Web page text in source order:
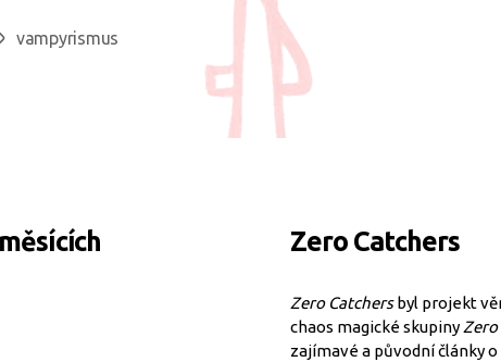
vampyrismus
Zero Catchers
Zero Catchersbyl projekt
chaos magické skupiny Zero
zajímavé a původní články